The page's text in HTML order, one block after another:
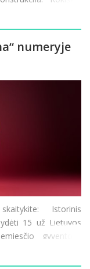
joje ko
numeryje
skaitykite: Istorinis
15 už Lietuvos
gyventojai
Rokiškio